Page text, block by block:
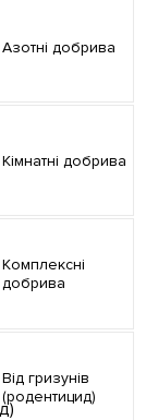
Азотні добрива
Кімнатні добрива
Комплексні
добрива
Від гризунів
(родентицид)